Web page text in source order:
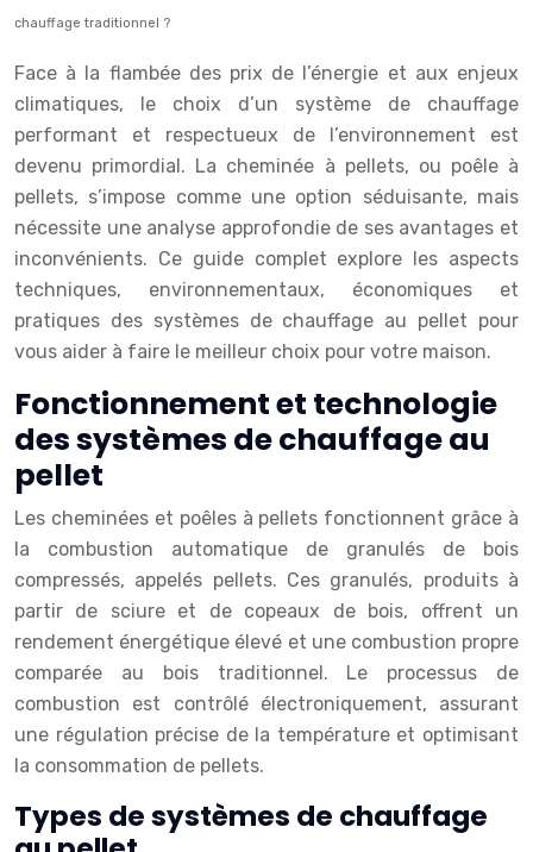
chauffage traditionnel ?
Face à la flambée des prix de l’énergie et aux enjeux
climatiques, le choix d’un système de chauffage
performant et respectueux de l’environnement est
devenu primordial. La cheminée à pellets, ou poêle à
pellets, s’impose comme une option séduisante, mais
nécessite une analyse approfondie de ses avantages et
inconvénients. Ce guide complet explore les aspects
techniques, environnementaux, économiques et
pratiques des systèmes de chauffage au pellet pour
vous aider à faire le meilleur choix pour votre maison.
Fonctionnement et technologie
des systèmes de chauffage au
pellet
Les cheminées et poêles à pellets fonctionnent grâce à
la combustion automatique de granulés de bois
compressés, appelés pellets. Ces granulés, produits à
partir de sciure et de copeaux de bois, offrent un
rendement énergétique élevé et une combustion propre
comparée au bois traditionnel. Le processus de
combustion est contrôlé électroniquement, assurant
une régulation précise de la température et optimisant
la consommation de pellets.
Types de systèmes de chauffage